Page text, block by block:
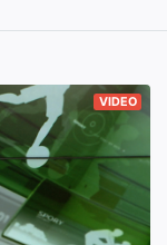
VIDEO